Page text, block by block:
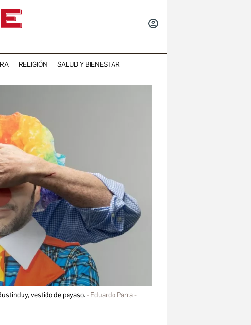
RELIGIÓN SALUD Y BIENESTAR
vestido de payaso.
Eduardo Parra -